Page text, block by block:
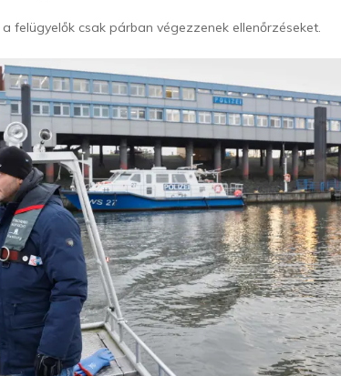
felügyelők csak párban végezzenek ellenőrzéseket.